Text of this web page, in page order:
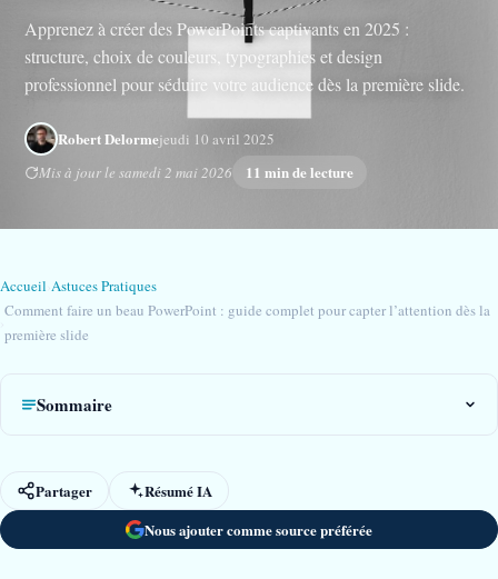
Apprenez à créer des PowerPoints captivants en 2025 :
structure, choix de couleurs, typographies et design
professionnel pour séduire votre audience dès la première slide.
Robert Delormejeudi 10 avril 2025
Mis à jour le samedi 2 mai 2026
11 min de lecture
Accueil Astuces Pratiques
Comment faire un beau PowerPoint : guide complet pour capter l’attention dès la
première slide
Sommaire
Partager
Résumé IA
Nous ajouter comme source préférée